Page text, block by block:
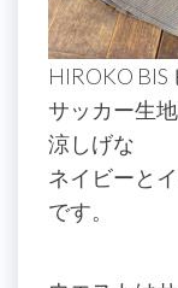
HIROKO BIS
サッカー生
涼しげな
ネイビーと
です。